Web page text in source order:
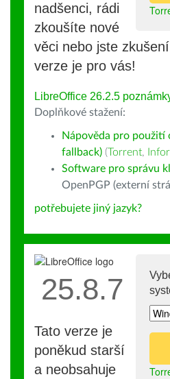
nadšenci, rádi
zkoušíte nové
věci nebo jste
verze je pro vás!
LibreOffice 26.2.5
Doplňkové stažení:
Nápověda pro použití
fallback) (Torrent,
Software pro správu
OpenPGP (externí
potřebujete jiný jazyk?
25.8.7
Tato verze je
poněkud starší
a neobsahuje